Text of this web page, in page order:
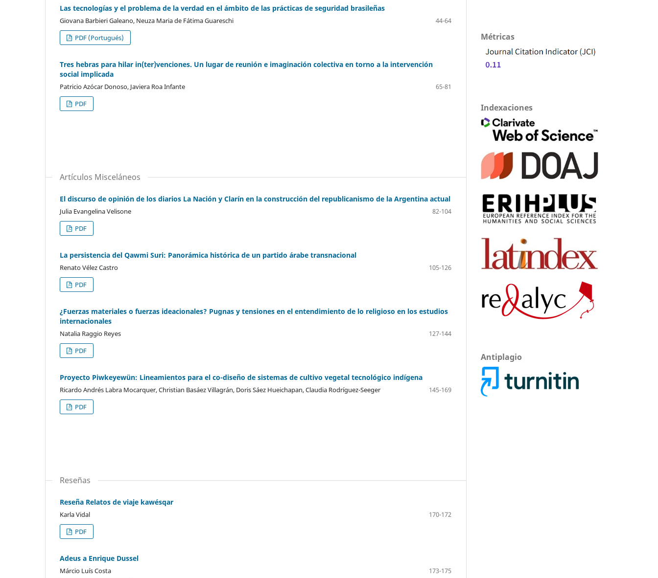
Las tecnologías y el problema de la verdad en el ámbito de las prácticas de seguridad brasileñas
Giovana Barbieri Galeano, Neuza Maria de Fátima Guareschi
44-64
PDF (Portugués)
Tres hebras para hilar in(ter)venciones. Un lugar de reunión e imaginación colectiva en torno a la intervención
social implicada
Patricio Azócar Donoso, Javiera Roa Infante
65-81
PDF
Artículos Misceláneos
El discurso de opinión de los diarios La Nación y Clarín en la construcción del republicanismo de la Argentina actual
Julia Evangelina Velisone
82-104
PDF
La persistencia del Qawmi Suri: Panorámica histórica de un partido árabe transnacional
Renato Vélez Castro
105-126
PDF
¿Fuerzas materiales o fuerzas ideacionales? Pugnas y tensiones en el entendimiento de lo religioso en los estudios
internacionales
Natalia Raggio Reyes
127-144
PDF
Proyecto Piwkeyewün: Lineamientos para el co-diseño de sistemas de cultivo vegetal tecnológico indígena
Ricardo Andrés Labra Mocarquer, Christian Basáez Villagrán, Doris Sáez Hueichapan, Claudia Rodríguez-Seeger
145-169
PDF
Reseñas
Reseña Relatos de viaje kawésqar
Karla Vidal
170-172
PDF
Adeus a Enrique Dussel
Márcio Luís Costa
173-175
Métricas
Indexaciones
Antiplagio